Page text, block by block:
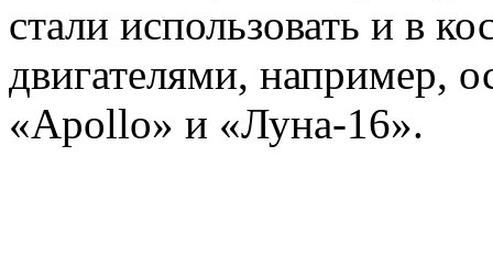
стали использовать и в
двигателями, например,
«Apollo» и «Луна-16».